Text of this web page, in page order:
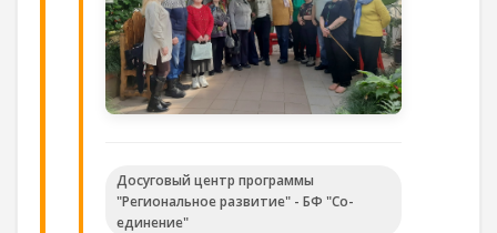
Досуговый центр программы
"Региональное развитие" - БФ "Со-
единение"